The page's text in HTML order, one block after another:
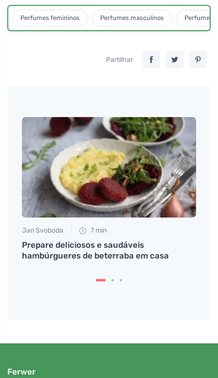
Perfumes femininos Perfumes masculinos Perfumes
Partilhar
Jan Svoboda 7 min
Prepare deliciosos e saudáveis
hambúrgueres de beterraba em casa
Ferwer